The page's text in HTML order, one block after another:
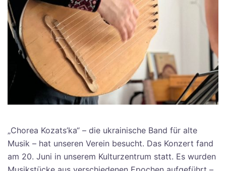
„Chorea Kozats’ka“ – die ukrainische Band für alte
Musik – hat unseren Verein besucht. Das Konzert fand
am 20. Juni in unserem Kulturzentrum statt. Es wurden